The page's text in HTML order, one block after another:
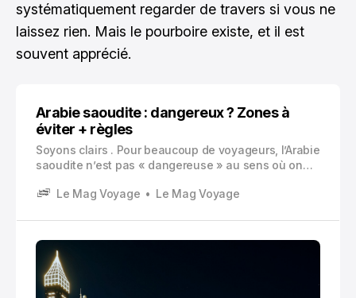
systématiquement regarder de travers si vous ne
laissez rien. Mais le pourboire existe, et il est
souvent apprécié.
Arabie saoudite : dangereux ? Zones à
éviter + règles
Soyons clairs . Pour beaucoup de voyageurs, l’Arabie
saoudite n’est pas « dangereuse » au sens où on
zones de guerre partout et risque permanent. Dans
sans problème majeur.
Le Mag Voyage Le Mag Voyage